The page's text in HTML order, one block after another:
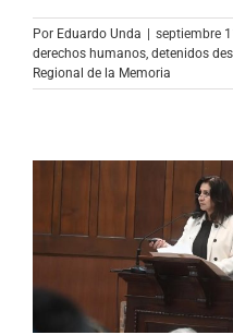
Por Eduardo Unda septiembre
derechos humanos, detenidos
Regional de la Memoria